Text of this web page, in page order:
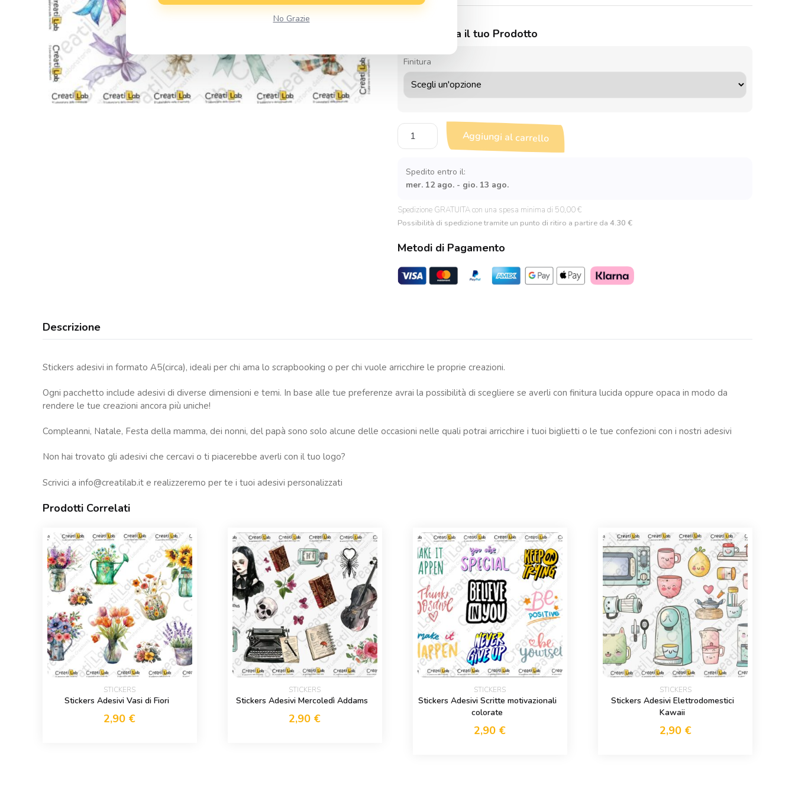
Personalizza il tuo Prodotto
Finitura
Stickers
Adesivi
quantità
Aggiungi al carrello
Spedito entro il:
mer. 12 ago. - gio. 13 ago.
Spedizione GRATUITA con una spesa minima di 50,00 €
Possibilità di spedizione tramite un punto di ritiro a partire da 4.30 €
Metodi di Pagamento
Descrizione
Stickers adesivi in formato A5(circa), ideali per chi ama lo scrapbooking o per chi vuole arricchire le proprie creazioni.
Ogni pacchetto include adesivi di diverse dimensioni e temi. In base alle tue preferenze avrai la possibilità di scegliere se averli con finitura lucida oppure opaca in modo da
rendere le tue creazioni ancora più uniche!
Compleanni, Natale, Festa della mamma, dei nonni, del papà sono solo alcune delle occasioni nelle quali potrai arricchire i tuoi biglietti o le tue confezioni con i nostri adesivi
Non hai trovato gli adesivi che cercavi o ti piacerebbe averli con il tuo logo?
Scrivici a info@creatilab.it e realizzeremo per te i tuoi adesivi personalizzati
Prodotti Correlati
STICKERS
Stickers Adesivi Vasi di Fiori
2,90 €
STICKERS
Stickers Adesivi Mercoledì Addams
2,90 €
STICKERS
Stickers Adesivi Scritte motivazionali
colorate
2,90 €
STICKERS
Stickers Adesivi Elettrodomestici
Kawaii
2,90 €
No Grazie